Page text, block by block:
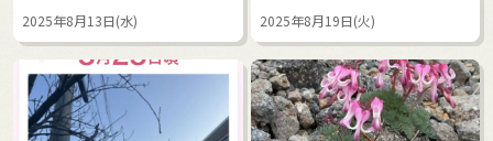
2025年8月13日(水) 2025年8月19日(火)